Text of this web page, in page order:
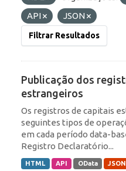
API
JSON
Filtrar Resultados
Publicação dos
estrangeiros
Os registros de capitais
seguintes tipos de
em cada período data-
Registro Declaratório...
HTML API OData JSON